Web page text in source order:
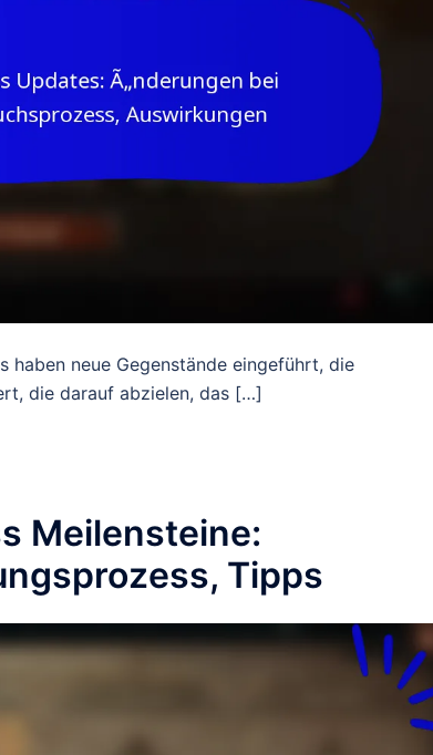
haben neue Gegenstände eingeführt, die
die darauf abzielen, das […]
Meilensteine:
Tipps